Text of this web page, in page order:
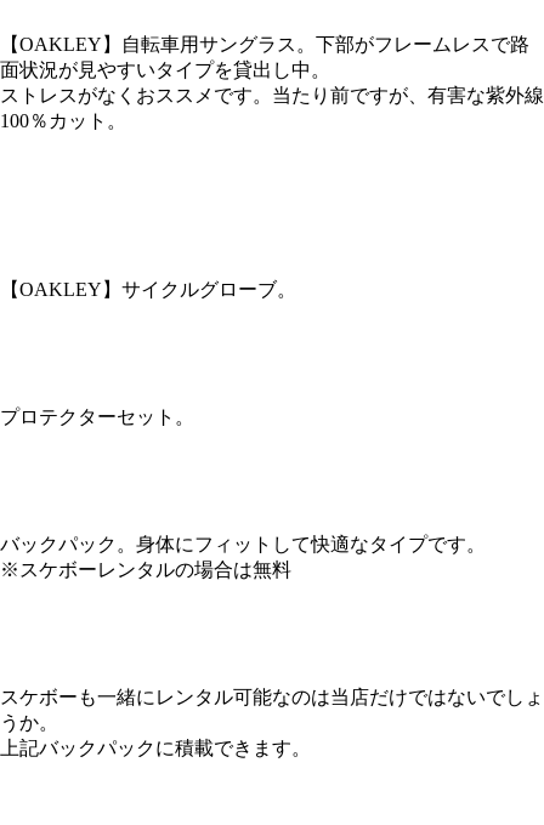
【OAKLEY】自転車用サングラス。下部がフレームレスで路
面状況が見やすいタイプを貸出し中。
ストレスがなくおススメです。当たり前ですが、有害な紫外線
100％カット。
【OAKLEY】サイクルグローブ。
プロテクターセット。
バックパック。身体にフィットして快適なタイプです。
※スケボーレンタルの場合は無料
スケボーも一緒にレンタル可能なのは当店だけではないでしょ
うか。
上記バックパックに積載できます。